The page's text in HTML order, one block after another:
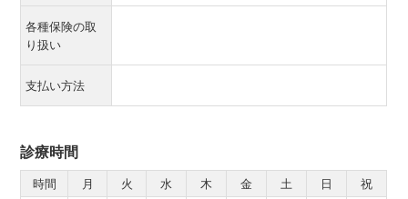
各種保険の取
り扱い
支払い方法
診療時間
時間 月 火 水 木 金 土 日
祝